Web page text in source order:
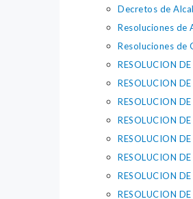
Decretos de
Resoluciones de
Resoluciones de
RESOLUCION
RESOLUCION
RESOLUCION
RESOLUCION
RESOLUCION
RESOLUCION
RESOLUCION
RESOLUCION